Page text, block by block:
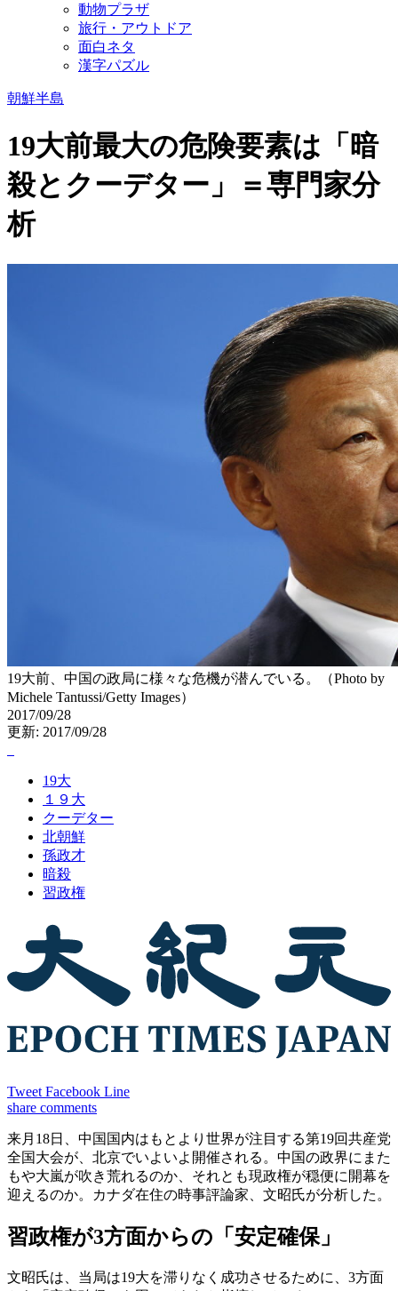
動物プラザ
旅行・アウトドア
面白ネタ
漢字パズル
朝鮮半島
19大前最大の危険要素は「暗
殺とクーデター」＝専門家分
析
19大前、中国の政局に様々な危機が潜んでいる。（Photo by
Michele Tantussi/Getty Images）
2017/09/28
更新: 2017/09/28
19大
１９大
クーデター
北朝鮮
孫政才
暗殺
習政権
Tweet Facebook Line
share comments
来月18日、中国国内はもとより世界が注目する第19回共産党
全国大会が、北京でいよいよ開催される。中国の政界にまた
もや大嵐が吹き荒れるのか、それとも現政権が穏便に開幕を
迎えるのか。カナダ在住の時事評論家、文昭氏が分析した。
習政権が3方面からの「安定確保」
文昭氏は、当局は19大を滞りなく成功させるために、3方面